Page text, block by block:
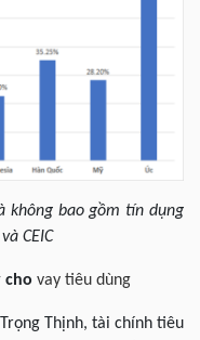
không bao gồm tín dụng
CEIC
cho vay tiêu dùng
Thịnh, tài chính tiêu